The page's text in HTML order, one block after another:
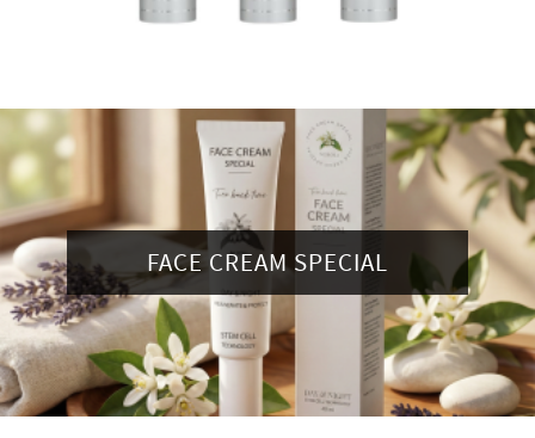
FACE CREAM SPECIAL